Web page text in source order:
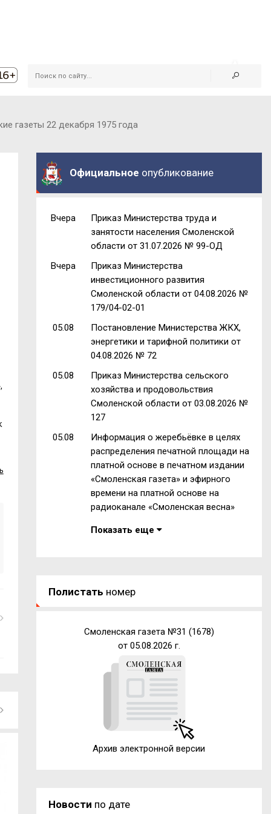
газеты 22 декабря 1975 года
Официальное опубликование
Вчера
Приказ Министерства труда и
занятости населения Смоленской
области от 31.07.2026 № 99-ОД
Вчера
Приказ Министерства
инвестиционного развития
Смоленской области от 04.08.2026 №
179/04-02-01
05.08
Постановление Министерства ЖКХ,
энергетики и тарифной политики от
04.08.2026 № 72
05.08
Приказ Министерства сельского
хозяйства и продовольствия
Смоленской области от 03.08.2026 №
127
05.08
Информация о жеребьёвке в целях
распределения печатной площади на
платной основе в печатном издании
«Смоленская газета» и эфирного
времени на платной основе на
радиоканале «Смоленская весна»
Показать еще
Полистать номер
Смоленская газета №31 (1678)
от 05.08.2026 г.
Архив электронной версии
Новости по дате